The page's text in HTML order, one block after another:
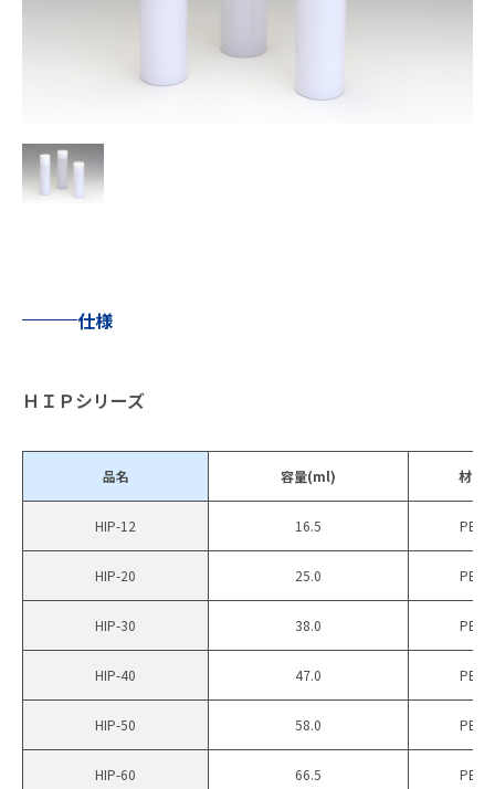
仕様
ＨＩＰシリーズ
品名 容量(ml) 材質
HIP-12 16.5 PET
HIP-20 25.0 PET
HIP-30 38.0 PET
HIP-40 47.0 PET
HIP-50 58.0 PET
HIP-60 66.5 PET